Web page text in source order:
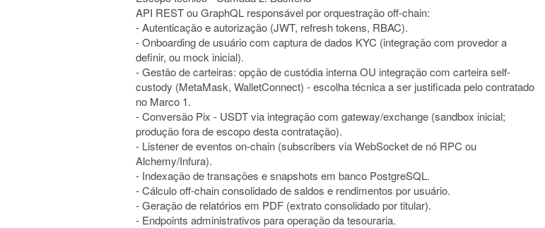
API REST ou GraphQL responsável por orquestração off-chain:
- Autenticação e autorização (JWT, refresh tokens, RBAC).
- Onboarding de usuário com captura de dados KYC (integração com provedor a
definir, ou mock inicial).
- Gestão de carteiras: opção de custódia interna OU integração com carteira self-
custody (MetaMask, WalletConnect) - escolha técnica a ser justificada pelo contratado
no Marco 1.
- Conversão Pix - USDT via integração com gateway/exchange (sandbox inicial;
produção fora de escopo desta contratação).
- Listener de eventos on-chain (subscribers via WebSocket de nó RPC ou
Alchemy/Infura).
- Indexação de transações e snapshots em banco PostgreSQL.
- Cálculo off-chain consolidado de saldos e rendimentos por usuário.
- Geração de relatórios em PDF (extrato consolidado por titular).
- Endpoints administrativos para operação da tesouraria.